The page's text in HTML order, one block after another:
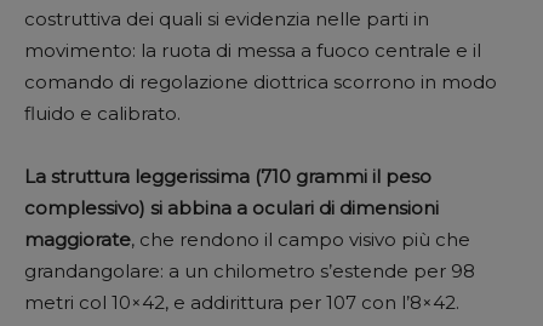
costruttiva dei quali si evidenzia nelle parti in
movimento: la ruota di messa a fuoco centrale e il
comando di regolazione diottrica scorrono in modo
fluido e calibrato.
La struttura leggerissima (710 grammi il peso
complessivo) si abbina a oculari di dimensioni
maggiorate, che rendono il campo visivo più che
grandangolare: a un chilometro s’estende per 98
metri col 10×42, e addirittura per 107 con l’8×42.